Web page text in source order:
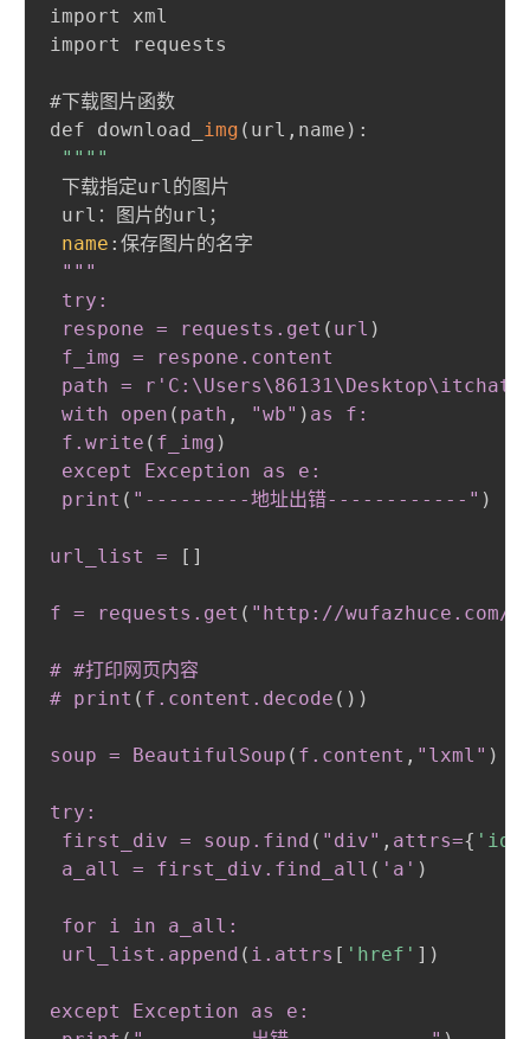
import xml
import requests
#下载图片函数
def download_ img ( url , name ) :
"" ""
下载指定url的图片
url：图片的url；
name : 保存图片的名字
"""
try:
respone = requests .get ( url )
f_img = respone .content
path =
with open ( path , "wb" ) as f:
f .write ( f_img )
except Exception as e:
print ( "---------地址出错------------" )
url_list = [ ]
f = requests .get ( "http://wufazhuce .com/"
# #打印网页内容
# print ( f .content .decode ( ) )
soup = BeautifulSoup ( f .content , "lxml" )
try:
first_div = soup .find ( "div" , attrs={ 'id'
a_all = first_div .find_all ( 'a' )
for i in a_all:
url_list .append ( i .attrs [ 'href' ] )
except Exception as e: